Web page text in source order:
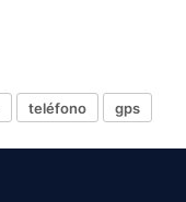
teléfono gps